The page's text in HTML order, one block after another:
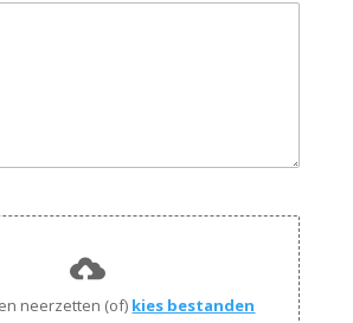
neerzetten (of) kies bestanden